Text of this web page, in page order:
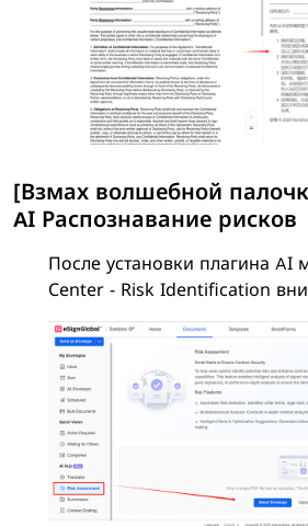
[Взмах волшебной
AI Распознавание рисков
После установки плагина AI
Center - Risk Identification